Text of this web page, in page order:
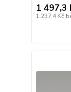
1 497,3
1 237,4 Kč